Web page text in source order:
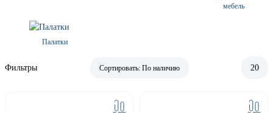
мебель
Палатки
Фильтры Сортировать: По наличию 20